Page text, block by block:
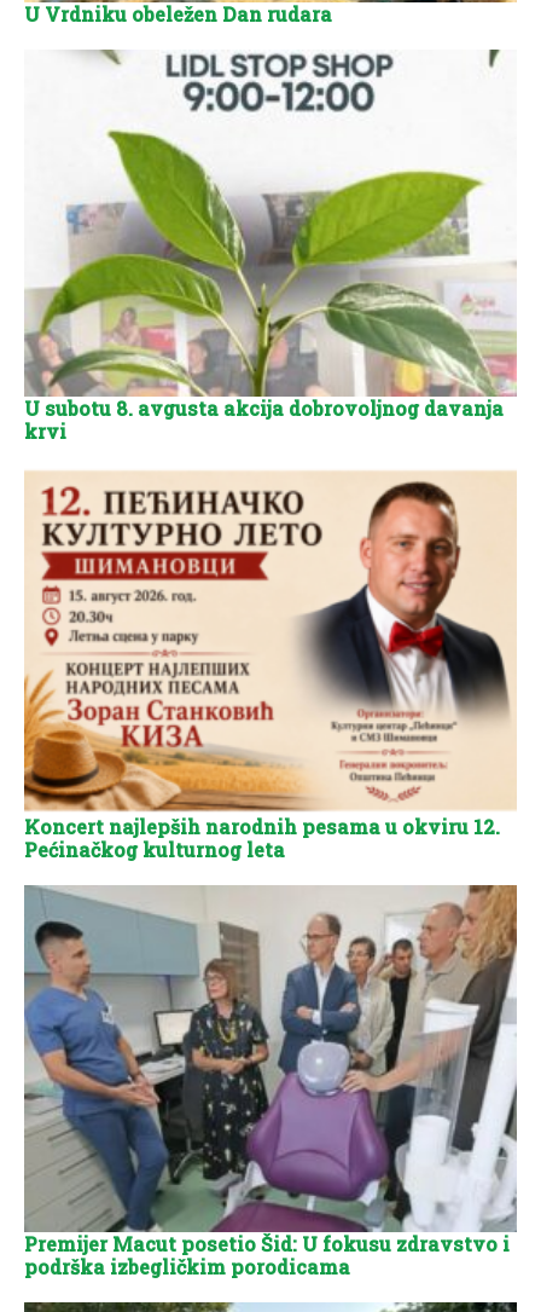
U Vrdniku obeležen Dan rudara
U subotu 8. avgusta akcija dobrovoljnog davanja
krvi
Koncert najlepših narodnih pesama u okviru 12.
Pećinačkog kulturnog leta
Premijer Macut posetio Šid: U fokusu zdravstvo i
podrška izbegličkim porodicama